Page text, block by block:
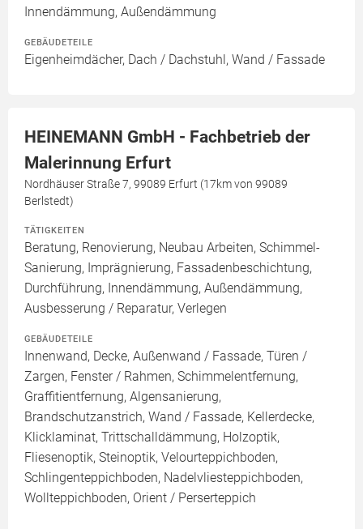
Innendämmung, Außendämmung
GEBÄUDETEILE
Eigenheimdächer, Dach / Dachstuhl, Wand / Fassade
HEINEMANN GmbH - Fachbetrieb der
Malerinnung Erfurt
Nordhäuser Straße 7, 99089 Erfurt (17km von 99089
Berlstedt)
TÄTIGKEITEN
Beratung, Renovierung, Neubau Arbeiten, Schimmel-
Sanierung, Imprägnierung, Fassadenbeschichtung,
Durchführung, Innendämmung, Außendämmung,
Ausbesserung / Reparatur, Verlegen
GEBÄUDETEILE
Innenwand, Decke, Außenwand / Fassade, Türen /
Zargen, Fenster / Rahmen, Schimmelentfernung,
Graffitientfernung, Algensanierung,
Brandschutzanstrich, Wand / Fassade, Kellerdecke,
Klicklaminat, Trittschalldämmung, Holzoptik,
Fliesenoptik, Steinoptik, Velourteppichboden,
Schlingenteppichboden, Nadelvliesteppichboden,
Wollteppichboden, Orient / Perserteppich